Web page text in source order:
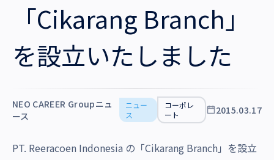
業務支援
役員一覧
拠点一覧
沿革・受賞歴
採用情報
「Cikarang Branch」
を設立いたしました
NEO CAREER Groupニュ
ース
ニュー
ス
コーポレ
ート
2015.03.17
PT. Reeracoen Indonesia の「Cikarang Branch」を設立